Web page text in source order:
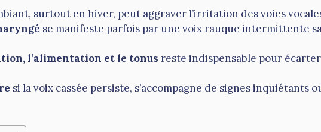
surtout en hiver, peut aggraver l’irritation des voies
se manifeste parfois par une voix rauque intermittente
l’alimentation et le tonus reste indispensable pour
si la voix cassée persiste, s’accompagne de signes inquiétants